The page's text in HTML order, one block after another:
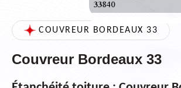
COUVREUR BORDEAUX 33
Couvreur Bordeaux 33